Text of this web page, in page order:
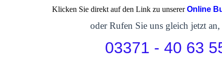
Klicken Sie direkt auf den Link zu unsererOnline
oder Rufen Sie uns gleich jetzt an,
03371 - 40 63